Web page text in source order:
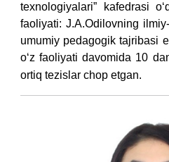
texnologiyalari” kafedrasi
faoliyati: J.A.Odilovning
umumiy pedagogik tajribasi
o‘z faoliyati davomida 10
ortiq tezislar chop etgan.